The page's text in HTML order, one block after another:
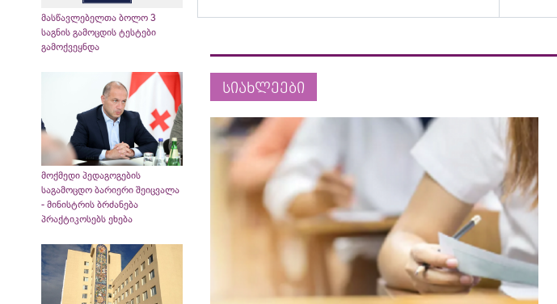
მასწავლებელთა ბოლო 3
საგნის გამოცდის ტესტები
გამოქვეყნდა
მოქმედი პედაგოგების
საგამოცდო ბარიერი შეიცვალა
- მინისტრის ბრძანება
პრაქტიკოსებს ეხება
სიახლეები